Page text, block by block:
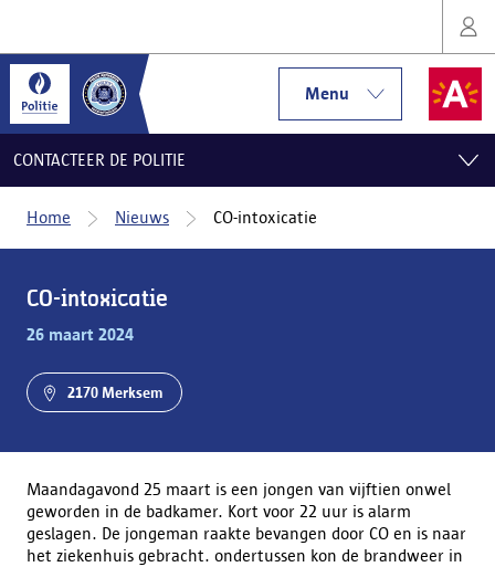
Menu
CONTACTEER DE POLITIE
Home Nieuws CO-intoxicatie
CO-intoxicatie
26 maart 2024
2170 Merksem
Maandagavond 25 maart is een jongen van vijftien onwel
geworden in de badkamer. Kort voor 22 uur is alarm
geslagen. De jongeman raakte bevangen door CO en is naar
het ziekenhuis gebracht. ondertussen kon de brandweer in